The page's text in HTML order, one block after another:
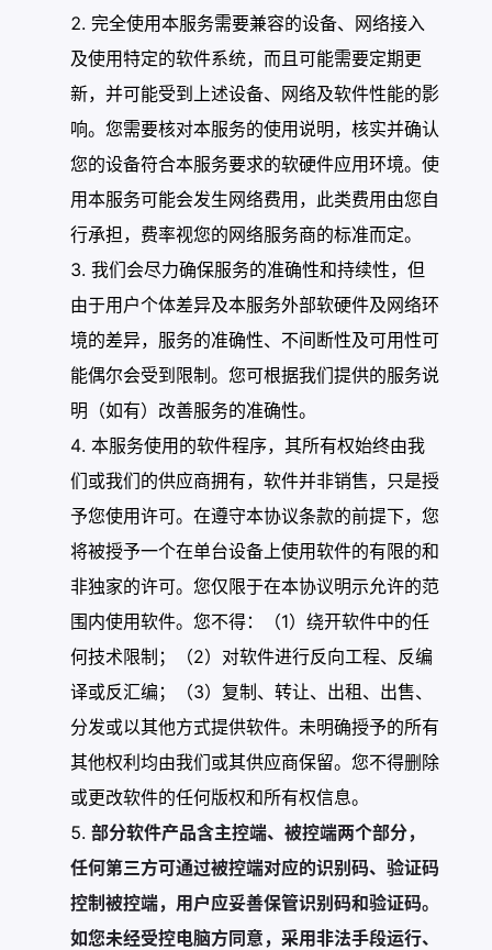
完全使用本服务需要兼容的设备、网络接入
及使用特定的软件系统，而且可能需要定期更
新，并可能受到上述设备、网络及软件性能的影
响。您需要核对本服务的使用说明，核实并确认
您的设备符合本服务要求的软硬件应用环境。使
用本服务可能会发生网络费用，此类费用由您自
行承担，费率视您的网络服务商的标准而定。
我们会尽力确保服务的准确性和持续性，但
由于用户个体差异及本服务外部软硬件及网络环
境的差异，服务的准确性、不间断性及可用性可
能偶尔会受到限制。您可根据我们提供的服务说
明（如有）改善服务的准确性。
本服务使用的软件程序，其所有权始终由我
们或我们的供应商拥有，软件并非销售，只是授
予您使用许可。在遵守本协议条款的前提下，您
将被授予一个在单台设备上使用软件的有限的和
非独家的许可。您仅限于在本协议明示允许的范
围内使用软件。您不得：（1）绕开软件中的任
何技术限制；（2）对软件进行反向工程、反编
译或反汇编；（3）复制、转让、出租、出售、
分发或以其他方式提供软件。未明确授予的所有
其他权利均由我们或其供应商保留。您不得删除
或更改软件的任何版权和所有权信息。
部分软件产品含主控端、被控端两个部分，
任何第三方可通过被控端对应的识别码、验证码
控制被控端，用户应妥善保管识别码和验证码。
如您未经受控电脑方同意，采用非法手段运行、